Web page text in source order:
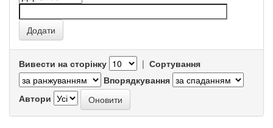
Вивести на сторінку | Сортування
Впорядкування
Автори